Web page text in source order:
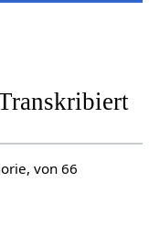
von 66